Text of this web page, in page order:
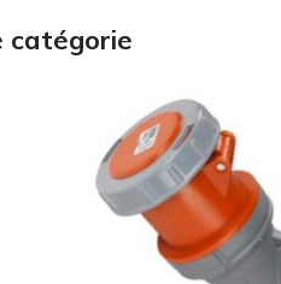
catégorie